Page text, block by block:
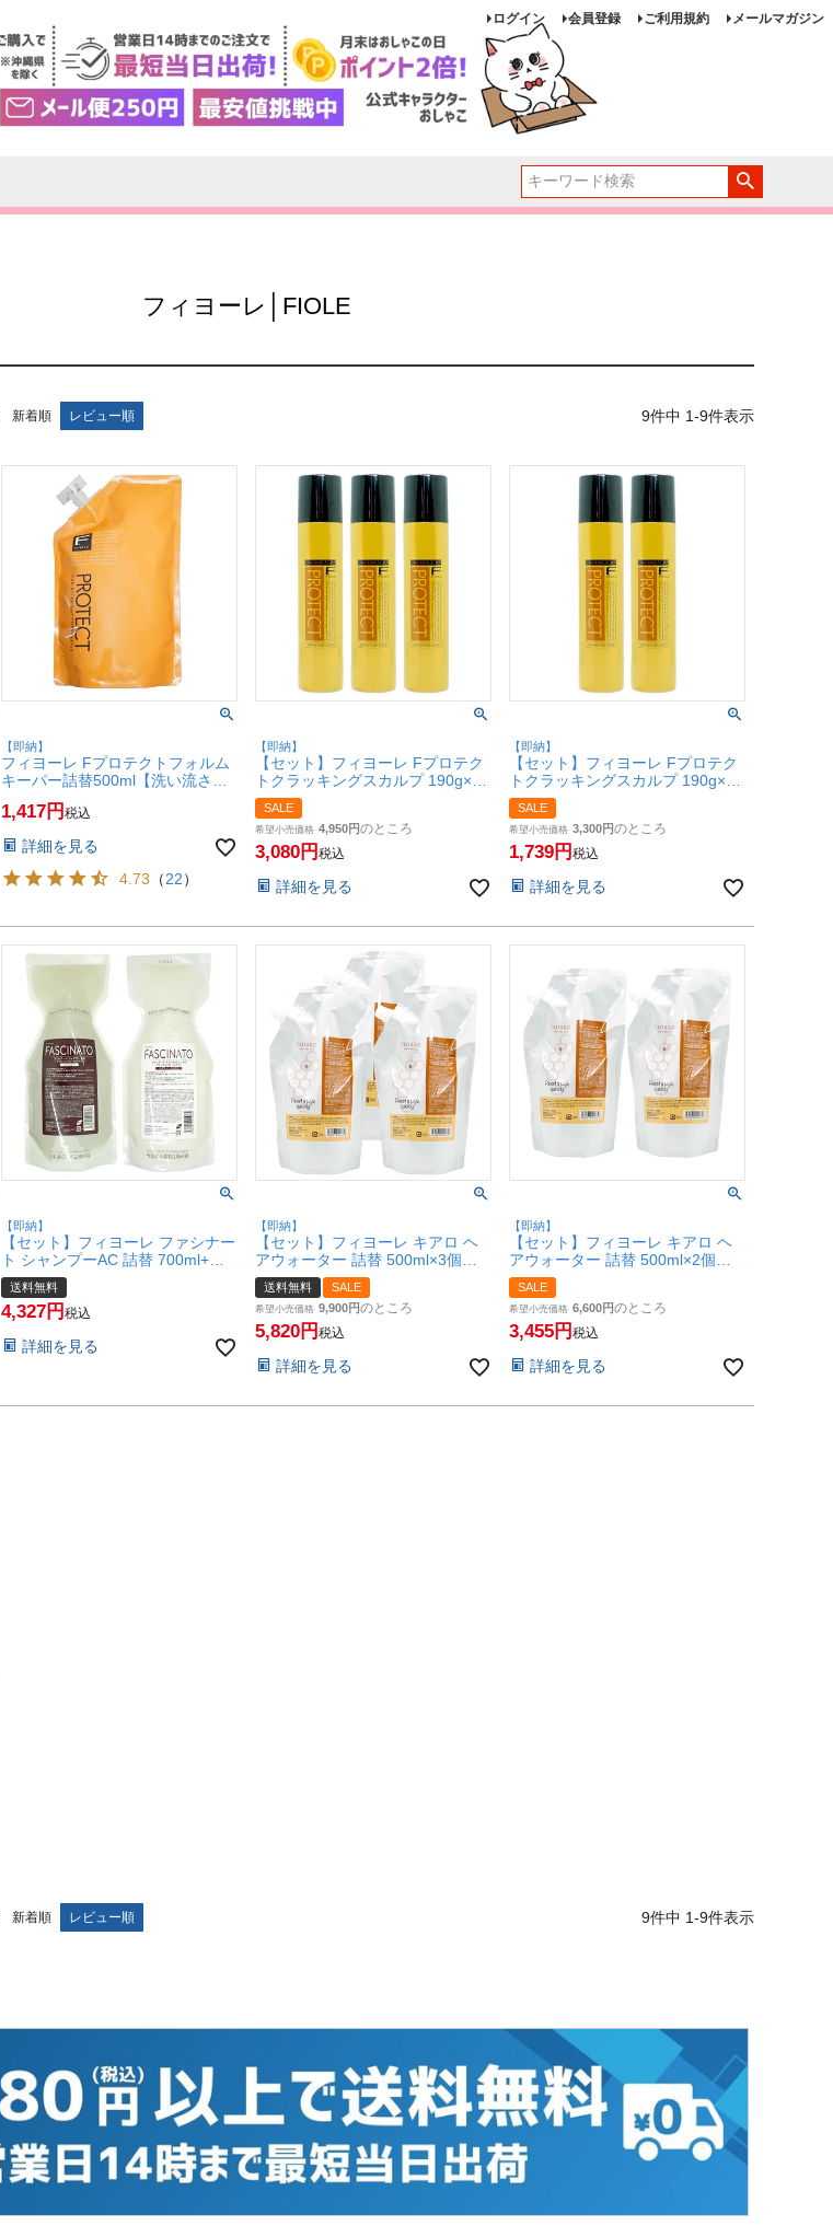
ログイン 会員登録 ご利用規約 メールマガジン
フィヨーレ│FIOLE
新着順 レビュー順 9件中 1-9件表示
【即納】
フィヨーレ Fプロテクトフォルム
キーパー詰替500ml【洗い流さな
め替え】【SBT】(6011859)
1,417 税込
詳細を見る
4.73 （22）
【即納】
【セット】フィヨーレ Fプロテク
トクラッキングスカルプ 190g×3
個【頭皮用ローション 頭皮 バラ
ンスコントロールスプレー】
【SBT】(6068180-set3)
SALE
希望小売価格 4,950 のところ
3,080 税込
詳細を見る
【即納】
【セット】フィヨーレ Fプロテク
トクラッキングスカルプ 190g×2
個【頭皮用ローション 頭皮 バラ
ンスコントロールスプレー】
【SBT】(6068180-set2)
SALE
希望小売価格 3,300 のところ
1,739 税込
詳細を見る
【即納】
【セット】フィヨーレ ファシナー
ト シャンプーAC 詰替 700ml+ト
リートメントAC 詰替 700g【アミ
ノコントロールタイプ】【レフィ
ル/詰め替え】【宅配便送料無料】
送料無料
4,327 税込
詳細を見る
【即納】
【セット】フィヨーレ キアロ ヘ
アウォーター 詰替 500ml×3個
【レフィル/詰め替え】【洗い流さ
ないトリートメント】パウチタイ
プ【宅配便送料無料】(6068181-
set3)
送料無料 SALE
希望小売価格 9,900 のところ
5,820 税込
詳細を見る
【即納】
【セット】フィヨーレ キアロ ヘ
アウォーター 詰替 500ml×2個
【レフィル/詰め替え】【洗い流さ
ないトリートメント】パウチタイ
プ【SBT】(6068181-set2)
SALE
希望小売価格 6,600 のところ
3,455 税込
詳細を見る
新着順 レビュー順 9件中 1-9件表示